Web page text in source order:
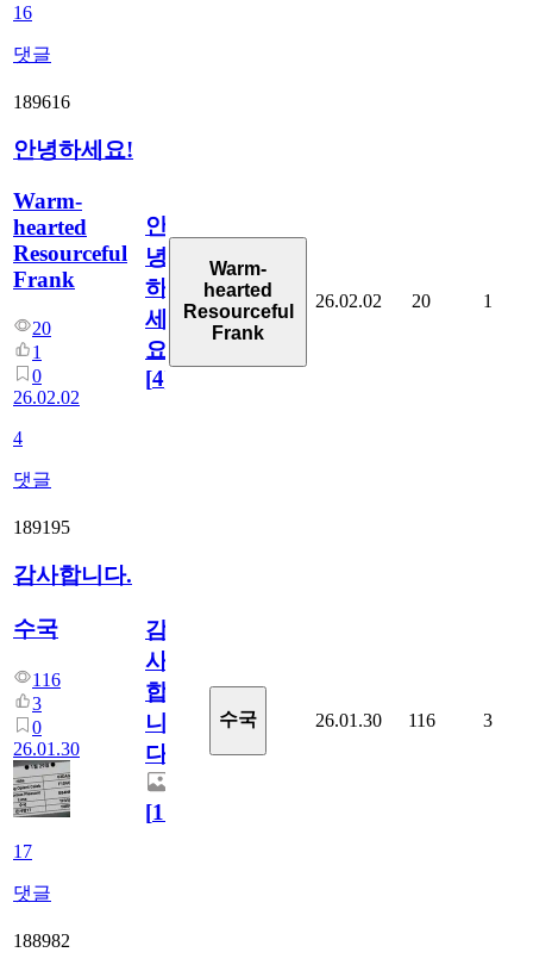
16
댓글
189616
안녕하세요!
Warm-
hearted
Resourceful
Frank
20
1
0
26.02.02
4
댓글
안
녕
하
세
요!
[4]
Warm-
hearted
Resourceful
Frank
26.02.02 20 1
189195
감사합니다.
수국
116
3
0
26.01.30
17
댓글
감
사
합
니
다.
[17
수국 26.01.30 116 3
188982